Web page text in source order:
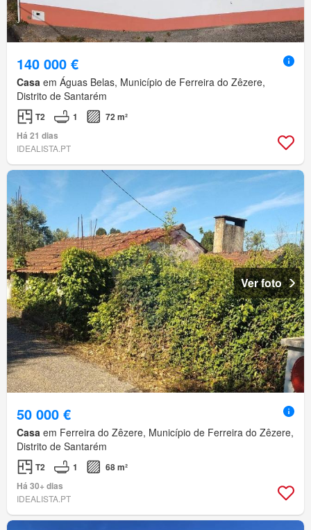
140 000 €
Casa em Águas Belas, Município de Ferreira do Zêzere,
Distrito de Santarém
T2 1
72 m²
Há 21 dias
IDEALISTA.PT
Ver foto
50 000 €
Casa em Ferreira do Zêzere, Município de Ferreira do Zêzere,
Distrito de Santarém
T2 1
68 m²
Há 30+ dias
IDEALISTA.PT